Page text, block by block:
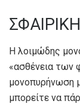
Η λοιμώδης
«ασθένεια των
μονοπυρήνωση
μπορείτε να